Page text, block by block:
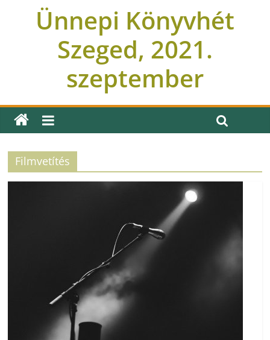
Ünnepi Könyvhét
Szeged, 2021.
szeptember
Filmvetítés